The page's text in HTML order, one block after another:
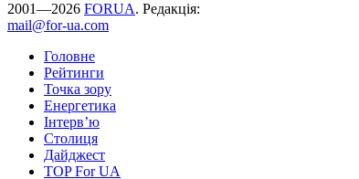
2001—2026 FORUA. Редакція:
mail@for-ua.com
Головне
Рейтинги
Точка зору
Енергетика
Інтерв’ю
Столиця
Дайджест
TOP For UA